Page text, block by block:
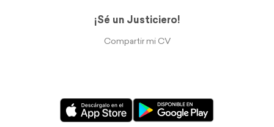
¡Sé un Justiciero!
Compartir mi CV